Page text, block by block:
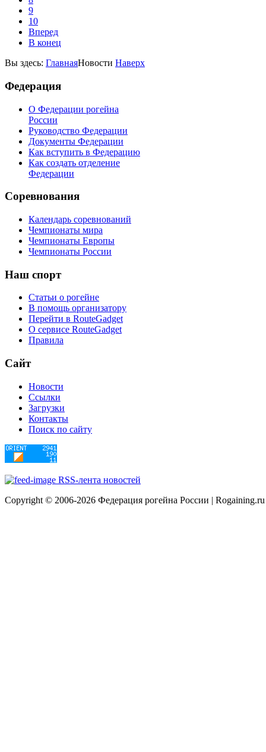
9
10
Вперед
В конец
Вы здесь: ГлавнаяНовости Наверх
Федерация
О Федерации рогейна
России
Руководство Федерации
Документы Федерации
Как вступить в Федерацию
Как создать отделение
Федерации
Соревнования
Календарь соревнований
Чемпионаты мира
Чемпионаты Европы
Чемпионаты России
Наш спорт
Статьи о рогейне
В помощь организатору
Перейти в RouteGadget
О сервисе RouteGadget
Правила
Сайт
Новости
Ссылки
Загрузки
Контакты
Поиск по сайту
RSS-лента новостей
Copyright © 2006-2026 Федерация рогейна России | Rogaining.ru